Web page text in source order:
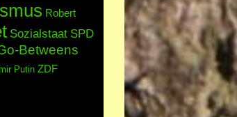
Robert
Sozialstaat SPD
Betweens
Putin ZDF